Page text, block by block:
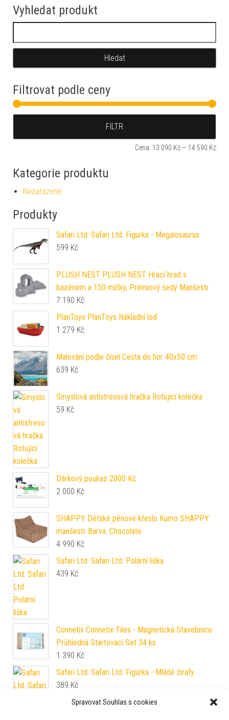
Spravovat Souhlas s cookies
Vyhledat produkt
Filtrovat podle ceny
FILTR
Cena: 13 090 Kč — 14 590 Kč
Kategorie produktu
Nezařazené
Produkty
Safari Ltd. Safari Ltd. Figurka - Megalosaurus
599 Kč
PLUSH NEST PLUSH NEST Hrací hrad s
bazénem a 150 míčky, Prémiový šedý Manšestr
7 190 Kč
PlanToys PlanToys Nákladní loď
1 279 Kč
Malování podle čísel Cesta do hor 40x50 cm
639 Kč
Smyslová antistresová hračka Rotující kolečka
59 Kč
Dárkový poukaz 2000 Kč
2 000 Kč
SHAPPY Dětské pěnové křeslo Kumo SHAPPY
manšestr Barva: Chocolate
4 990 Kč
Safari Ltd. Safari Ltd. Polární liška
439 Kč
Connetix Connetix Tiles - Magnetická Stavebnice
Průhledná Startovací Set 34 ks
1 390 Kč
Safari Ltd. Safari Ltd. Figurka - Mládě žirafy
389 Kč